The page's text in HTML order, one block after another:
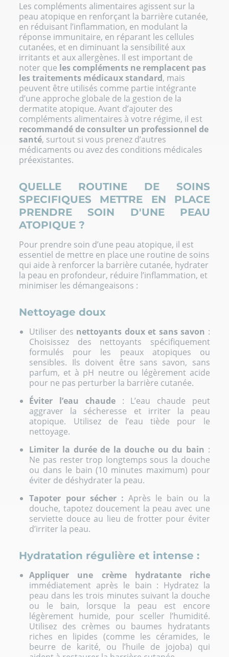
Les compléments alimentaires agissent sur la
peau atopique en renforçant la barrière cutanée,
en réduisant l’inflammation, en modulant la
réponse immunitaire, en réparant les cellules
cutanées, et en diminuant la sensibilité aux
irritants et aux allergènes. Il est important de
noter que les compléments ne remplacent pas
les traitements médicaux standard, mais
peuvent être utilisés comme partie intégrante
d’une approche globale de la gestion de la
dermatite atopique. Avant d’ajouter des
compléments alimentaires à votre régime, il est
recommandé de consulter un professionnel de
santé, surtout si vous prenez d’autres
médicaments ou avez des conditions médicales
préexistantes.
QUELLE ROUTINE DE SOINS
SPECIFIQUES METTRE EN PLACE
PRENDRE SOIN D'UNE PEAU
ATOPIQUE ?
Pour prendre soin d’une peau atopique, il est
essentiel de mettre en place une routine de soins
qui aide à renforcer la barrière cutanée, hydrater
la peau en profondeur, réduire l’inflammation, et
minimiser les démangeaisons :
Nettoyage doux
Utiliser des nettoyants doux et sans savon :
Choisissez des nettoyants spécifiquement
formulés pour les peaux atopiques ou
sensibles. Ils doivent être sans savon, sans
parfum, et à pH neutre ou légèrement acide
pour ne pas perturber la barrière cutanée.
Éviter l’eau chaude: L’eau chaude peut
aggraver la sécheresse et irriter la peau
atopique. Utilisez de l’eau tiède pour le
nettoyage.
Limiter la durée de la douche ou du bain :
Ne pas rester trop longtemps sous la douche
ou dans le bain (10 minutes maximum) pour
éviter de déshydrater la peau.
Tapoter pour sécher : Après le bain ou la
douche, tapotez doucement la peau avec une
serviette douce au lieu de frotter pour éviter
d’irriter la peau.
Hydratation régulière et intense :
Appliquer une crème hydratante riche
immédiatement après le bain : Hydratez la
peau dans les trois minutes suivant la douche
ou le bain, lorsque la peau est encore
légèrement humide, pour sceller l’humidité.
Utilisez des crèmes ou baumes hydratants
riches en lipides (comme les céramides, le
beurre de karité, ou l’huile de jojoba) qui